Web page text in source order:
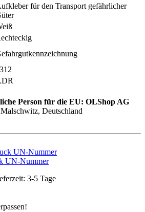
für den Transport gefährlicher
Person für die EU: OLShop AG
Deutschland
UN-Nummer
3-5 Tage